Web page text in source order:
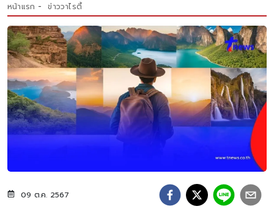
หน้าแรก ข่าววาไรตี้
09 ต.ค. 2567